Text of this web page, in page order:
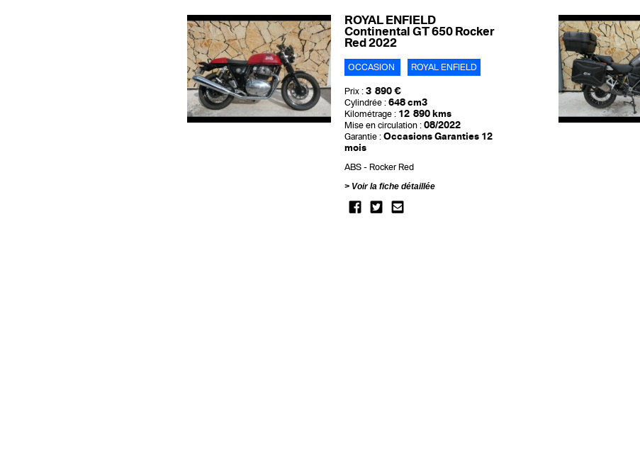
ROYAL ENFIELD
Continental GT 650 Rocker
Red 2022
OCCASION ROYAL ENFIELD
Prix : 3 890 €
Cylindrée : 648 cm3
Kilométrage : 12 890 kms
Mise en circulation : 08/2022
Garantie : Occasions Garanties 12
mois
ABS
Rocker Red
Voir la fiche détaillée